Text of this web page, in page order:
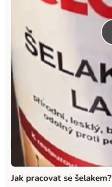
Jak pracovat se šelakem?